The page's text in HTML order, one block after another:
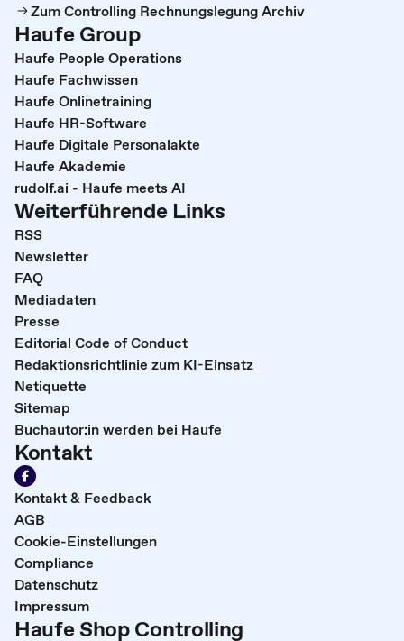
Zum Controlling Rechnungslegung Archiv
Haufe Group
Haufe People Operations
Haufe Fachwissen
Haufe Onlinetraining
Haufe HR-Software
Haufe Digitale Personalakte
Haufe Akademie
rudolf.ai - Haufe meets AI
Weiterführende Links
RSS
Newsletter
FAQ
Mediadaten
Presse
Editorial Code of Conduct
Redaktionsrichtlinie zum KI-Einsatz
Netiquette
Sitemap
Buchautor:in werden bei Haufe
Kontakt
Kontakt & Feedback
AGB
Cookie-Einstellungen
Compliance
Datenschutz
Impressum
Haufe Shop Controlling